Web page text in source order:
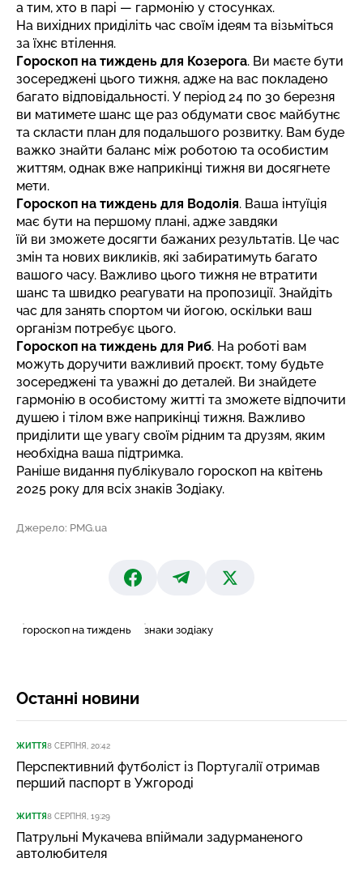
а тим, хто в парі — гармонію у стосунках.
На вихідних приділіть час своїм ідеям та візьміться
за їхнє втілення.
Гороскоп на тиждень для Козерога. Ви маєте бути
зосереджені цього тижня, адже на вас покладено
багато відповідальності. У період 24 по 30 березня
ви матимете шанс ще раз обдумати своє майбутнє
та скласти план для подальшого розвитку. Вам буде
важко знайти баланс між роботою та особистим
життям, однак вже наприкінці тижня ви досягнете
мети.
Гороскоп на тиждень для Водолія. Ваша інтуїція
має бути на першому плані, адже завдяки
їй ви зможете досягти бажаних результатів. Це час
змін та нових викликів, які забиратимуть багато
вашого часу. Важливо цього тижня не втратити
шанс та швидко реагувати на пропозиції. Знайдіть
час для занять спортом чи йогою, оскільки ваш
організм потребує цього.
Гороскоп на тиждень для Риб. На роботі вам
можуть доручити важливий проєкт, тому будьте
зосереджені та уважні до деталей. Ви знайдете
гармонію в особистому житті та зможете відпочити
душею і тілом вже наприкінці тижня. Важливо
приділити ще увагу своїм рідним та друзям, яким
необхідна ваша підтримка.
Раніше видання публікувало гороскоп на квітень
2025 року для всіх знаків Зодіаку.
Джерело: PMG.ua
гороскоп на тиждень знаки зодіаку
Останні новини
ЖИТТЯ8 СЕРПНЯ, 20:42
Перспективний футболіст із Португалії отримав
перший паспорт в Ужгороді
ЖИТТЯ8 СЕРПНЯ, 19:29
Патрульні Мукачева впіймали задурманеного
автолюбителя